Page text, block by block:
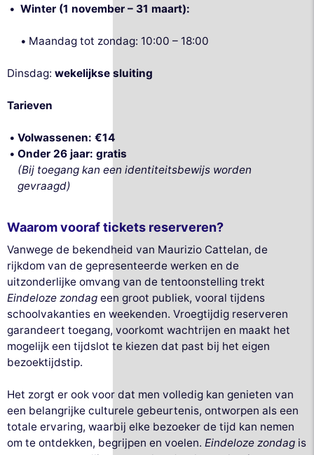
Winter (1 november – 31 maart):
Maandag tot zondag: 10:00 – 18:00
Dinsdag: wekelijkse sluiting
Tarieven
Volwassenen: €14
Onder 26 jaar: gratis
(Bij toegang kan een identiteitsbewijs worden
gevraagd)
Waarom vooraf tickets reserveren?
Vanwege de bekendheid van Maurizio Cattelan, de
rijkdom van de gepresenteerde werken en de
uitzonderlijke omvang van de tentoonstelling trekt
Eindeloze zondag een groot publiek, vooral tijdens
schoolvakanties en weekenden. Vroegtijdig reserveren
garandeert toegang, voorkomt wachtrijen en maakt het
mogelijk een tijdslot te kiezen dat past bij het eigen
bezoektijdstip.
Het zorgt er ook voor dat men volledig kan genieten van
een belangrijke culturele gebeurtenis, ontworpen als een
totale ervaring, waarbij elke bezoeker de tijd kan nemen
om te ontdekken, begrijpen en voelen. Eindeloze zondag is